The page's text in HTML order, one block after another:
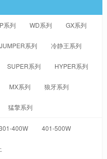
系列 WD系列 GX系列
JUMPER系列 冷静王系列
SUPER系列 HYPER系列
MX系列 狼牙系列
猛擎系列
400W 401-500W